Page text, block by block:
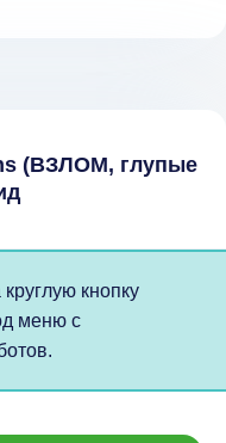
(ВЗЛОМ, глупые
кнопку
меню с